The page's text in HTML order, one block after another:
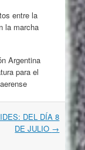
entre la
la marcha
Argentina
para el
DEL DÍA 8
DE JULIO →